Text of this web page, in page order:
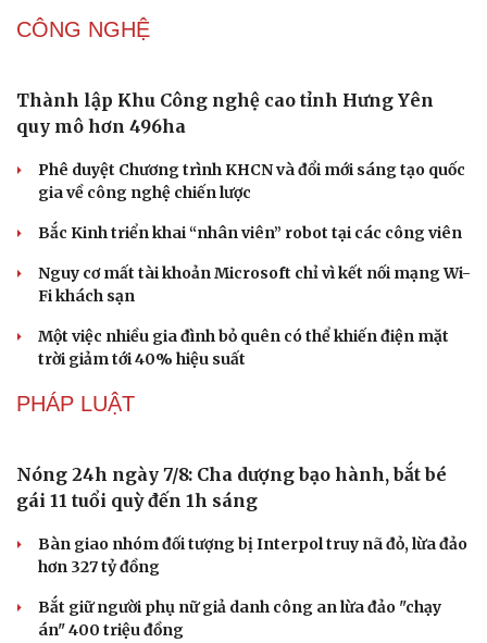
Sân khấu - Điện ảnh
Văn học
Di sản
Nghệ sĩ
CÔNG NGHỆ
Thành lập Khu Công nghệ cao tỉnh Hưng Yên
quy mô hơn 496ha
Phê duyệt Chương trình KHCN và đổi mới sáng tạo quốc
gia về công nghệ chiến lược
Bắc Kinh triển khai “nhân viên” robot tại các công viên
Nguy cơ mất tài khoản Microsoft chỉ vì kết nối mạng Wi-
Fi khách sạn
Một việc nhiều gia đình bỏ quên có thể khiến điện mặt
trời giảm tới 40% hiệu suất
PHÁP LUẬT
Nóng 24h ngày 7/8: Cha dượng bạo hành, bắt bé
gái 11 tuổi quỳ đến 1h sáng
Bàn giao nhóm đối tượng bị Interpol truy nã đỏ, lừa đảo
hơn 327 tỷ đồng
Bắt giữ người phụ nữ giả danh công an lừa đảo "chạy
án" 400 triệu đồng